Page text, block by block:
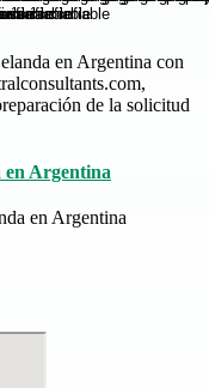
en Argentina con
de la solicitud
en Argentina
en Argentina